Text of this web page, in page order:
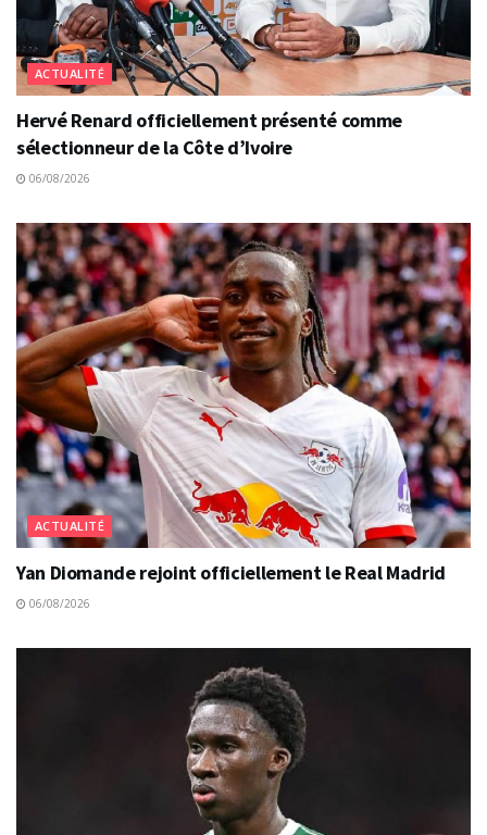
ACTUALITÉ
Hervé Renard officiellement présenté comme
sélectionneur de la Côte d’Ivoire
06/08/2026
ACTUALITÉ
Yan Diomande rejoint officiellement le Real Madrid
06/08/2026